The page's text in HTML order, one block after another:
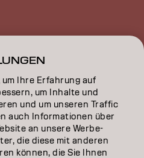
Ihre Erfahrung auf
um Inhalte und
und um unseren Traffic
auch Informationen über
an unsere Werbe-
die diese mit anderen
können, die Sie Ihnen